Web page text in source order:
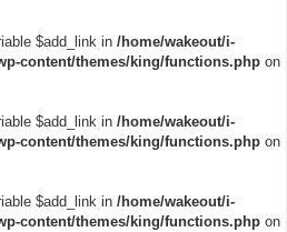
$add_link in /home/wakeout/i-
content/themes/king/functions.php on
$add_link in /home/wakeout/i-
content/themes/king/functions.php on
$add_link in /home/wakeout/i-
content/themes/king/functions.php on